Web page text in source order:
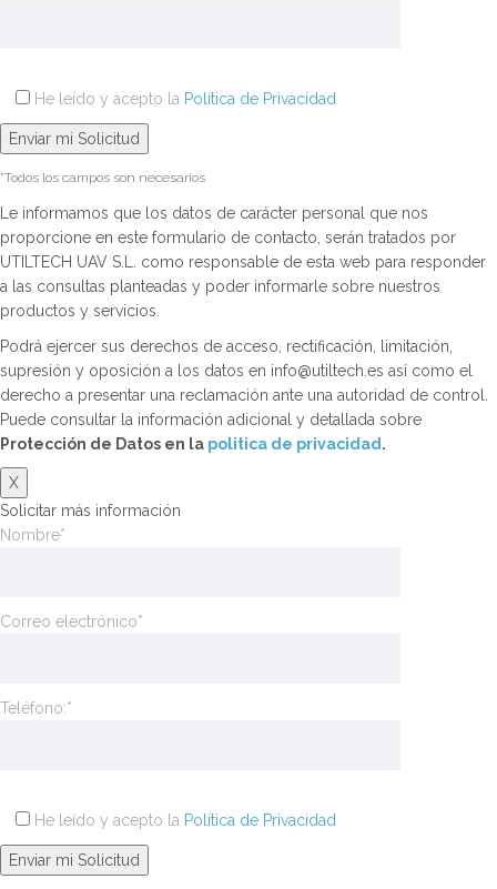
He leído y acepto la Política de Privacidad
*Todos los campos son necesarios
Le informamos que los datos de carácter personal que nos
proporcione en este formulario de contacto, serán tratados por
UTILTECH UAV S.L. como responsable de esta web para responder
a las consultas planteadas y poder informarle sobre nuestros
productos y servicios.
Podrá ejercer sus derechos de acceso, rectificación, limitación,
supresión y oposición a los datos en info@utiltech.es así como el
derecho a presentar una reclamación ante una autoridad de control.
Puede consultar la información adicional y detallada sobre
Protección de Datos en la politica de privacidad .
X
Solicitar más información
Nombre*
Correo electrónico*
Teléfono:*
He leído y acepto la Política de Privacidad